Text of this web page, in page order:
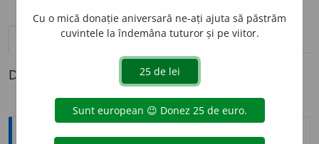
definiții (1) pronunțievolume_up (3)
Definiția cu ID-ul 60040:
Explicative DEX
Cu o mică donație aniversară ne-ați ajuta să păstrăm
cuvintele la îndemâna tuturor și pe viitor.